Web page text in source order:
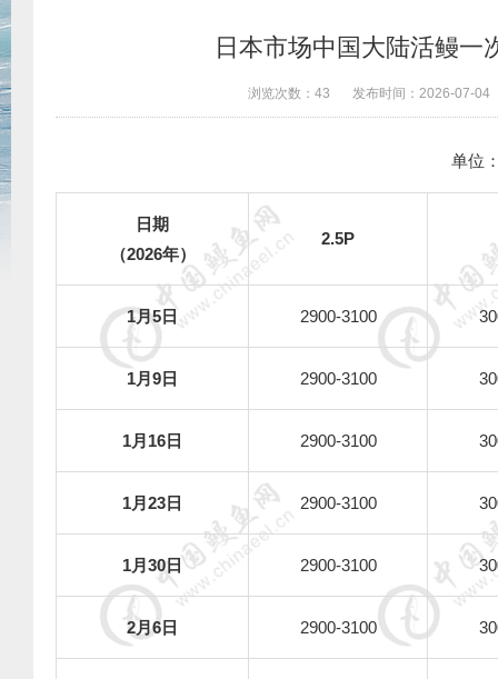
日本市场中国大陆活鳗一
浏览次数： 43 发布时间： 2026-07-04
单位
日期
（2026年）
2.5P
1月5 日 2900-3100
1月 9 日 2900-3100
1月 16 日 2900-3100
1月 23 日 2900-3100
1月 30日 2900-3100
2月6 日 2900-3100